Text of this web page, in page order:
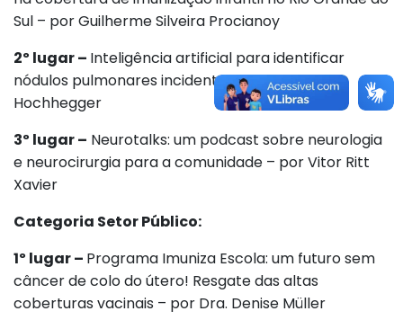
Sul – por Guilherme Silveira Procianoy
2º lugar – Inteligência artificial para identificar
nódulos pulmonares incidentais – por Bruno
Hochhegger
3º lugar – Neurotalks: um podcast sobre neurologia
e neurocirurgia para a comunidade – por Vitor Ritt
Xavier
Categoria Setor Público:
1º lugar – Programa Imuniza Escola: um futuro sem
câncer de colo do útero! Resgate das altas
coberturas vacinais – por Dra. Denise Müller